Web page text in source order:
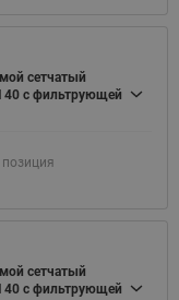
сетчатый
40 c фильтрующей
сетчатый
40 c фильтрующей